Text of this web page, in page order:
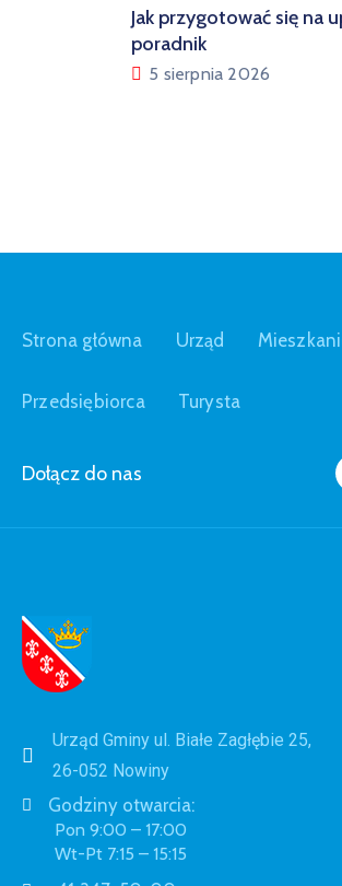
Jak przygotować się na
poradnik
5 sierpnia 2026
Strona główna Urząd
Przedsiębiorca Turysta
Dołącz do nas
Urząd Gminy ul. Białe Zagłębie 25,
26-052 Nowiny
Godziny otwarcia:
Pon 9:00 – 17:00
Wt-Pt 7:15 – 15:15